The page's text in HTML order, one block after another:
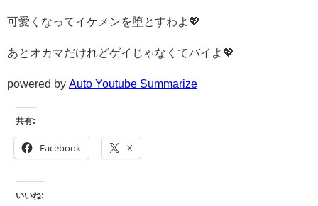
可愛くなってイケメンを堕とすわよ💖
あとオカマだけれどゲイじゃなくてバイよ💖
powered by Auto Youtube Summarize
共有:
Facebook X
いいね: